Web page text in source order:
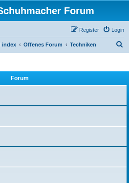
Forum
Login
Register
index Offenes Forum Techniken
Forum